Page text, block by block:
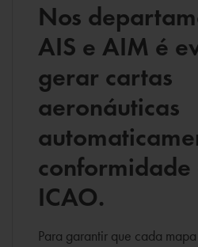
Nos
AIS e AIM é
gerar cartas
aeronáuticas
conformidade
ICAO.
Para garantir que cada